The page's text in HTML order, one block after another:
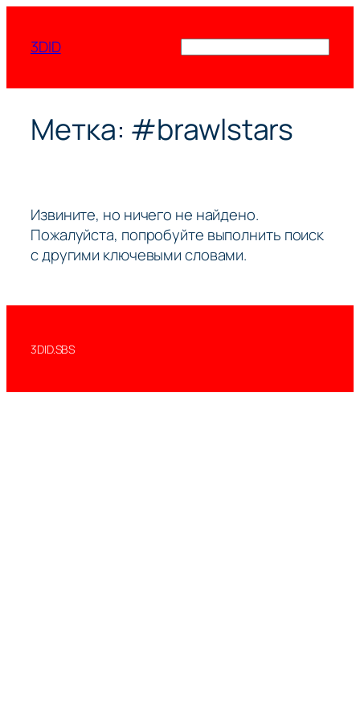
содержимому
3DID
Метка: #brawlstars
Извините, но ничего не найдено.
Пожалуйста, попробуйте выполнить поиск
с другими ключевыми словами.
3DID.SBS